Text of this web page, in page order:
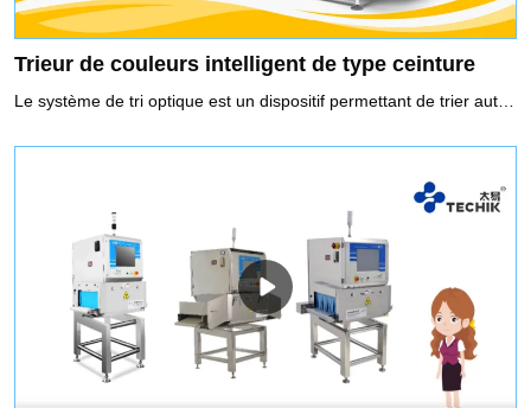
Trieur de couleurs intelligent de type ceinture
Le système de tri optique est un dispositif permettant de trier automatiquement le matériau défectueux en utilisant la technologie de détection optoélectronique en fonction de la différence des caractéristiques optiques des matériaux.Caractéristiques du trieur de couleurs intelligent de type ceinture :1. Équipé d'un capteur couleur haute définition de 5400 pixels, d'une fonction d'instantané haute définition, d'une restauration parfaite de la vraie couleur du matériau, d'un grossissement 8 fois des photos, d'une vitesse de numérisation linéaire ultra-rapide, d'une amélioration de la capacité pour identifier avec précision les petits défauts.2. Le système intelligent d'algorithme de tri facile de type multiple améliore les capacités d'analyse et de traitement parallèles, avec un réglage à une touche des modes de tri, qui peut réaliser un tri indépendant de plusieurs couleurs, un tri positif, un tri inversé, un tri multiple, etc., donc finalement réaliser le tri durable et stable avec un effet plus important.3. Source de lumière froide LED haute luminosité, éclairage sans ombre, pour assurer un environnement d'éclairage stable et durable.4. Système de transmission efficace et stable, pratique pour le remplacement de la courroie, bon pour la protection des matériaux fragiles, avec une large gamme d'utilisation et un taux de sélection net élevé.